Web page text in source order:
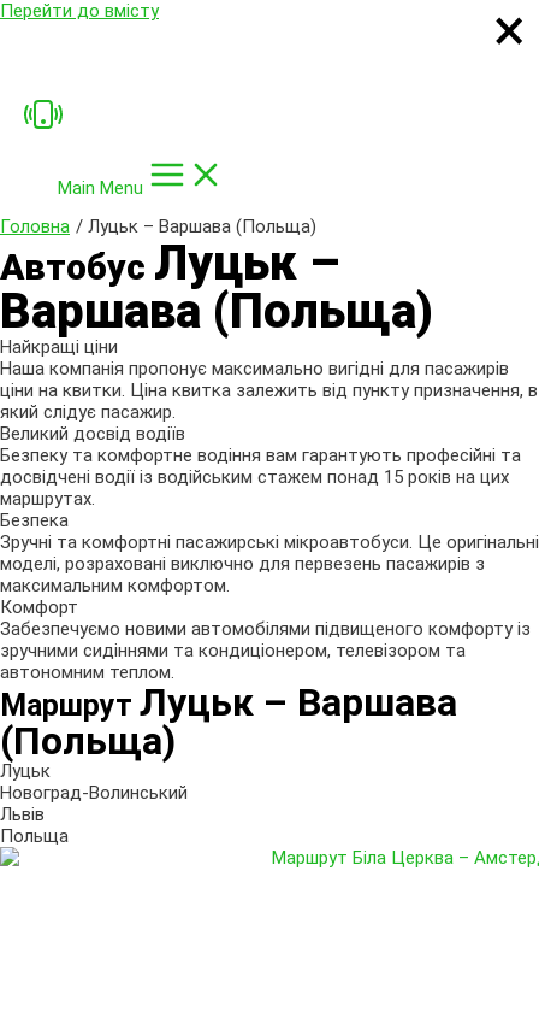
Перейти до вмісту
Main Menu
Головна
Луцьк – Варшава (Польща)
Автобус Луцьк –
Варшава (Польща)
Найкращі ціни
Наша компанія пропонує максимально вигідні для пасажирів
ціни на квитки. Ціна квитка залежить від пункту призначення, в
який слідує пасажир.
Великий досвід водіїв
Безпеку та комфортне водіння вам гарантують професійні та
досвідчені водії із водійським стажем понад 15 років на цих
маршрутах.
Безпека
Зручні та комфортні пасажирські мікроавтобуси. Це оригінальні
моделі, розраховані виключно для первезень пасажирів з
максимальним комфортом.
Комфорт
Забезпечуємо новими автомобілями підвищеного комфорту із
зручними сидіннями та кондиціонером, телевізором та
автономним теплом.
Маршрут Луцьк – Варшава
(Польща)
Луцьк
Новоград-Волинський
Львів
Польща
×
×
×
×